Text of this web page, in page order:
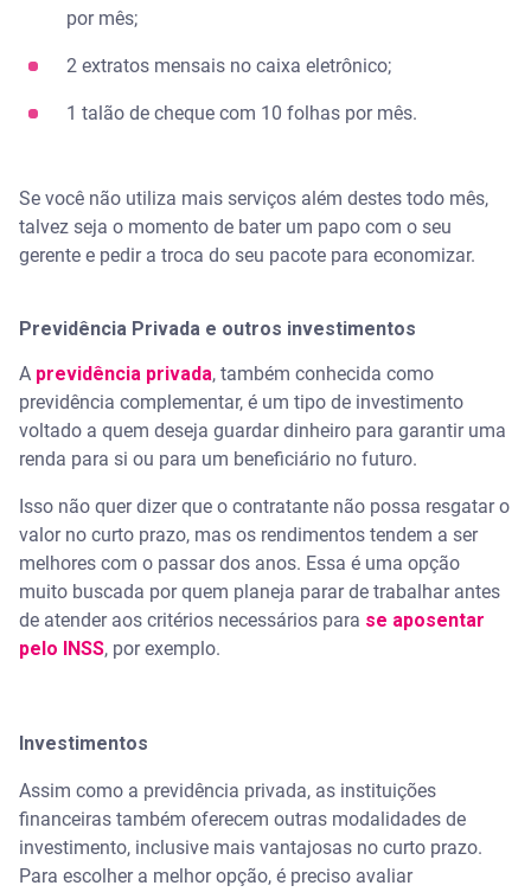
por mês;
2 extratos mensais no caixa eletrônico;
1 talão de cheque com 10 folhas por mês.
Se você não utiliza mais serviços além destes todo mês,
talvez seja o momento de bater um papo com o seu
gerente e pedir a troca do seu pacote para economizar.
Previdência Privada e outros investimentos
A previdência privada, também conhecida como
previdência complementar, é um tipo de investimento
voltado a quem deseja guardar dinheiro para garantir uma
renda para si ou para um beneficiário no futuro.
Isso não quer dizer que o contratante não possa resgatar o
valor no curto prazo, mas os rendimentos tendem a ser
melhores com o passar dos anos. Essa é uma opção
muito buscada por quem planeja parar de trabalhar antes
de atender aos critérios necessários para se aposentar
pelo INSS, por exemplo.
Investimentos
Assim como a previdência privada, as instituições
financeiras também oferecem outras modalidades de
investimento, inclusive mais vantajosas no curto prazo.
Para escolher a melhor opção, é preciso avaliar